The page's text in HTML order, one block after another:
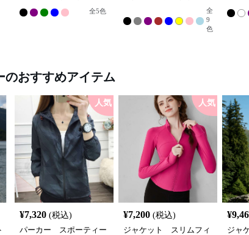
全5色
全
9
色
のおすすめアイテム
人気
¥7,320 (税込)
パーカー スポーティー
人気
¥7,200 (税込)
ジャケット スリムフィ
¥
ジャ